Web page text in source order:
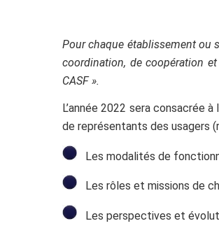
Pour chaque établissement ou
coordination, de coopération
CASF ».
L’année 2022 sera
de représentants des usagers
Les modalités de
Les rôles et missions de
Les perspectives et